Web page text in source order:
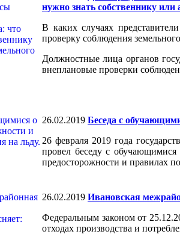
нужно знать собственнику или
В каких случаях
проверку соблюдения
Должностные лица органов
внеплановые проверки
26.02.2019 Беседа с
26 февраля 2019 года
провел беседу с
предосторожности и правилах
26.02.2019 Ивановская
Федеральным законом от
отходах производства и